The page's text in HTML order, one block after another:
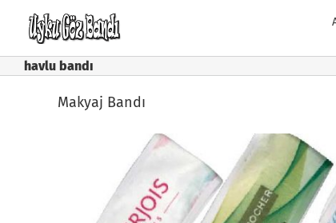
content
havlu bandı
Makyaj Bandı